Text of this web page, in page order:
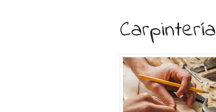
Carpintería